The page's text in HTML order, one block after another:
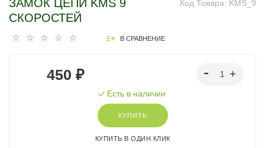
Код Товара: KMS_9
ЗАМОК ЦЕПИ KMS 9
СКОРОСТЕЙ
В СРАВНЕНИЕ
450 ₽
Есть в наличии
КУПИТЬ
КУПИТЬ В ОДИН КЛИК